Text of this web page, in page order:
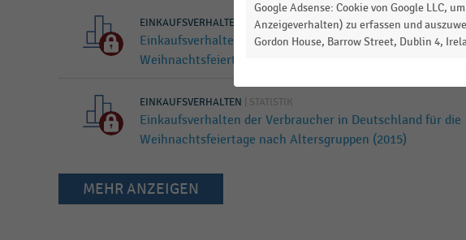
EINKAUFSVERHALTEN STATISTIK
Einkaufsverhalten der Verbraucher in Deutschland für die
Weihnachtsfeiertage nach Geschlecht (2016)
EINKAUFSVERHALTEN STATISTIK
Einkaufsverhalten der Verbraucher in Deutschland für die
Weihnachtsfeiertage nach Altersgruppen (2015)
MEHR ANZEIGEN
Google Adsense: Cookie von Google LLC,
Anzeigeverhalten) zu erfassen und
Gordon House, Barrow Street, Dublin 4,